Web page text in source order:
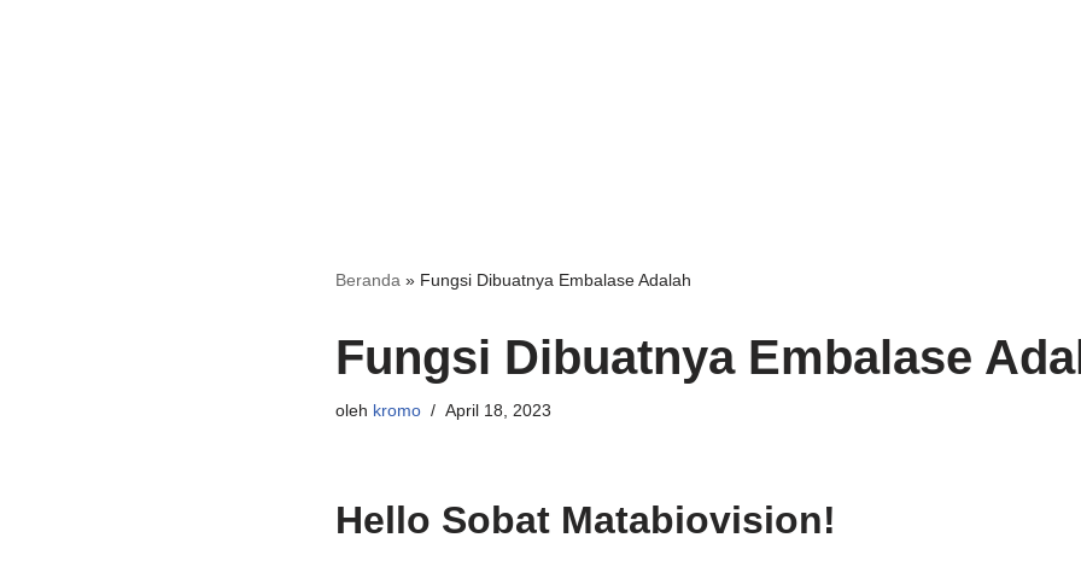
Beranda » Fungsi Dibuatnya Embalase Adalah
Fungsi Dibuatnya Embalase
oleh kromo April 18, 2023
Hello Sobat Matabiovision!